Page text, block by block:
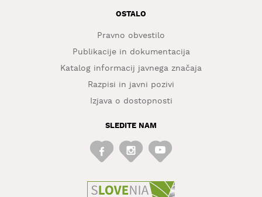
OSTALO
Pravno obvestilo
Publikacije in dokumentacija
Katalog informacij javnega značaja
Razpisi in javni pozivi
Izjava o dostopnosti
SLEDITE NAM